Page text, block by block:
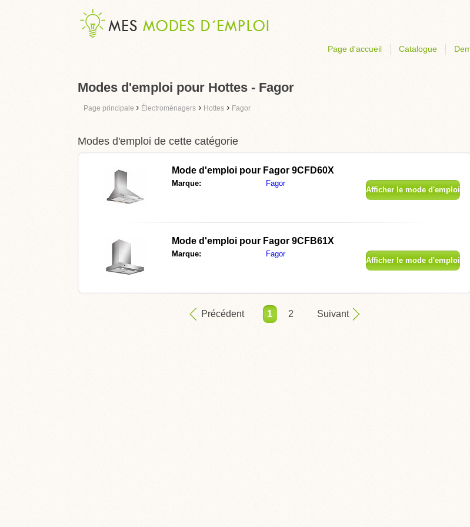
Page d'accueil Catalogue
Modes d'emploi pour Hottes - Fagor
Page principale › Électroménagers › Hottes › Fagor
Modes d'emploi de cette catégorie
Mode d'emploi pour Fagor 9CFD60X
Marque: Fagor
Afficher le mode d'emploi
Mode d'emploi pour Fagor 9CFB61X
Marque: Fagor
Afficher le mode d'emploi
Précédent 1 2 Suivant